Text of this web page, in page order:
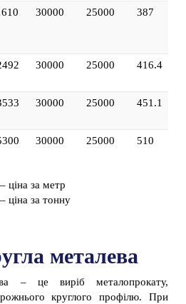
30000 25000 387
30000 25000 416.4
30000 25000 451.1
30000 25000 510
ціна за метр
ціна за тонну
металева
– це виріб металопрокату,
круглого профілю. При